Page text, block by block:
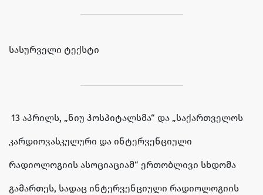
სასურველი ტექსტი
13 აპრილს, „ნიუ ჰოსპიტალსმა“ და „საქართველოს
კარდიოვასკულური და ინტერვენციული
რადიოლოგიის ასოციაციამ“ ერთობლივი სხდომა
გამართეს, სადაც ინტერვენციული რადიოლოგიის